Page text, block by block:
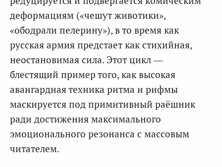
деформациям («чешут животики»,
«ободрали пелерину»), в то время как
русская армия предстает как стихийная,
неостановимая сила. Этот цикл —
блестящий пример того, как высокая
авангардная техника ритма и рифмы
маскируется под примитивный раёшник
ради достижения максимального
эмоционального резонанса с массовым
читателем.